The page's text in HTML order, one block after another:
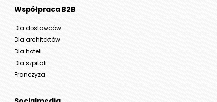
Współpraca B2B
Dla dostawców
Dla architektów
Dla hoteli
Dla szpitali
Franczyza